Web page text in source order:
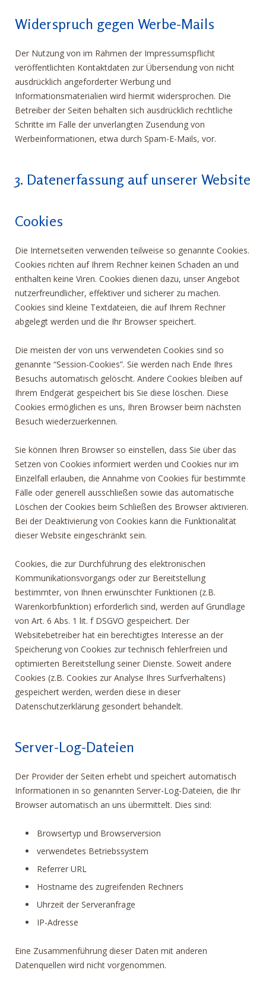
Widerspruch gegen Werbe-Mails
Der Nutzung von im Rahmen der Impressumspflicht
veröffentlichten Kontaktdaten zur Übersendung von nicht
ausdrücklich angeforderter Werbung und
Informationsmaterialien wird hiermit widersprochen. Die
Betreiber der Seiten behalten sich ausdrücklich rechtliche
Schritte im Falle der unverlangten Zusendung von
Werbeinformationen, etwa durch Spam-E-Mails, vor.
3. Datenerfassung auf unserer Website
Cookies
Die Internetseiten verwenden teilweise so genannte Cookies.
Cookies richten auf Ihrem Rechner keinen Schaden an und
enthalten keine Viren. Cookies dienen dazu, unser Angebot
nutzerfreundlicher, effektiver und sicherer zu machen.
Cookies sind kleine Textdateien, die auf Ihrem Rechner
abgelegt werden und die Ihr Browser speichert.
Die meisten der von uns verwendeten Cookies sind so
genannte “Session-Cookies”. Sie werden nach Ende Ihres
Besuchs automatisch gelöscht. Andere Cookies bleiben auf
Ihrem Endgerät gespeichert bis Sie diese löschen. Diese
Cookies ermöglichen es uns, Ihren Browser beim nächsten
Besuch wiederzuerkennen.
Sie können Ihren Browser so einstellen, dass Sie über das
Setzen von Cookies informiert werden und Cookies nur im
Einzelfall erlauben, die Annahme von Cookies für bestimmte
Fälle oder generell ausschließen sowie das automatische
Löschen der Cookies beim Schließen des Browser aktivieren.
Bei der Deaktivierung von Cookies kann die Funktionalität
dieser Website eingeschränkt sein.
Cookies, die zur Durchführung des elektronischen
Kommunikationsvorgangs oder zur Bereitstellung
bestimmter, von Ihnen erwünschter Funktionen (z.B.
Warenkorbfunktion) erforderlich sind, werden auf Grundlage
von Art. 6 Abs. 1 lit. f DSGVO gespeichert. Der
Websitebetreiber hat ein berechtigtes Interesse an der
Speicherung von Cookies zur technisch fehlerfreien und
optimierten Bereitstellung seiner Dienste. Soweit andere
Cookies (z.B. Cookies zur Analyse Ihres Surfverhaltens)
gespeichert werden, werden diese in dieser
Datenschutzerklärung gesondert behandelt.
Server-Log-Dateien
Der Provider der Seiten erhebt und speichert automatisch
Informationen in so genannten Server-Log-Dateien, die Ihr
Browser automatisch an uns übermittelt. Dies sind:
Browsertyp und Browserversion
verwendetes Betriebssystem
Referrer URL
Hostname des zugreifenden Rechners
Uhrzeit der Serveranfrage
IP-Adresse
Eine Zusammenführung dieser Daten mit anderen
Datenquellen wird nicht vorgenommen.